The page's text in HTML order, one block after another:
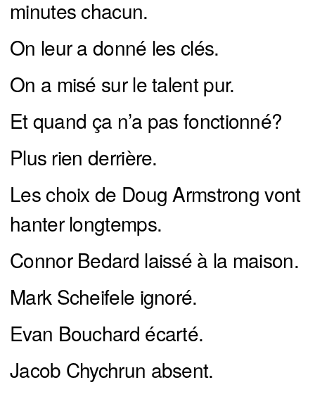
minutes chacun.
On leur a donné les clés.
On a misé sur le talent pur.
Et quand ça n’a pas fonctionné?
Plus rien derrière.
Les choix de Doug Armstrong vont
hanter longtemps.
Connor Bedard laissé à la maison.
Mark Scheifele ignoré.
Evan Bouchard écarté.
Jacob Chychrun absent.